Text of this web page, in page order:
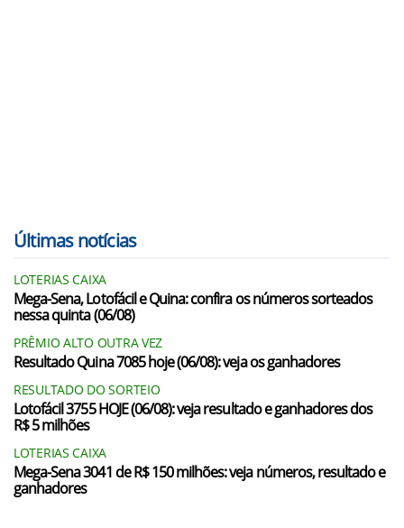
Últimas notícias
LOTERIAS CAIXA
Mega-Sena, Lotofácil e Quina: confira os números sorteados
nessa quinta (06/08)
PRÊMIO ALTO OUTRA VEZ
Resultado Quina 7085 hoje (06/08): veja os ganhadores
RESULTADO DO SORTEIO
Lotofácil 3755 HOJE (06/08): veja resultado e ganhadores dos
R$ 5 milhões
LOTERIAS CAIXA
Mega-Sena 3041 de R$ 150 milhões: veja números, resultado e
ganhadores